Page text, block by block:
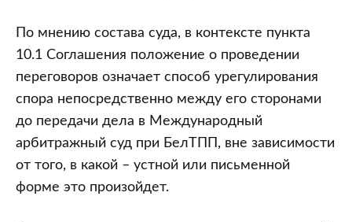
По мнению состава суда, в контексте пункта
10.1 Соглашения положение о проведении
переговоров означает способ урегулирования
спора непосредственно между его сторонами
до передачи дела в Международный
арбитражный суд при БелТПП, вне зависимости
от того, в какой – устной или письменной
форме это произойдет.